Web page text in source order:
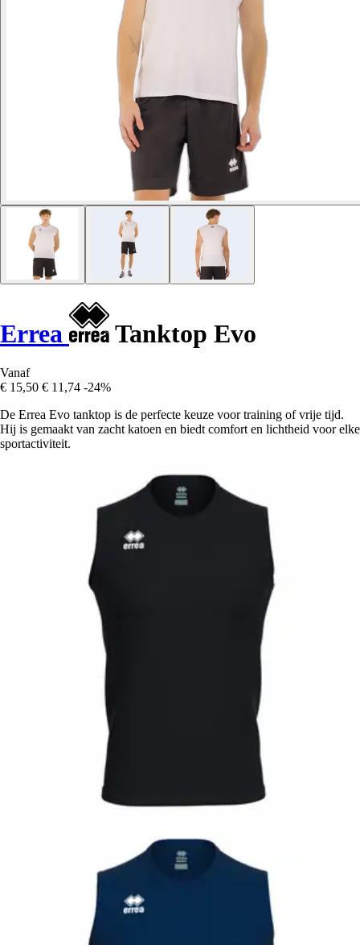
Errea Tanktop Evo
Vanaf
€ 15,50 € 11,74 -24%
De Errea Evo tanktop is de perfecte keuze voor training of vrije tijd.
Hij is gemaakt van zacht katoen en biedt comfort en lichtheid voor elke
sportactiviteit.